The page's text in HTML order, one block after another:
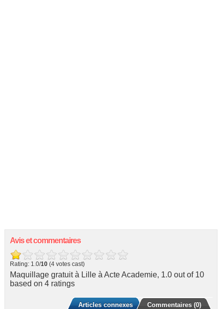
Avis et commentaires
Rating: 1.0/10(4 votes cast)
Maquillage gratuit à Lille à Acte Academie, 1.0out of 10
based on 4ratings
Commentaires (0)
Articles connexes